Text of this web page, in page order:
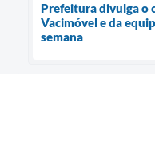
Prefeitura divulga o
Vacimóvel e da
semana